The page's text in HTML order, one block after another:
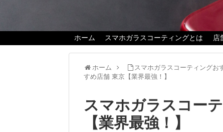
ホーム スマホガラスコーティングとは 店
ホーム スマホガラスコーティングお
すめ店舗 東京【業界最強！】
スマホガラスコー
【業界最強！】